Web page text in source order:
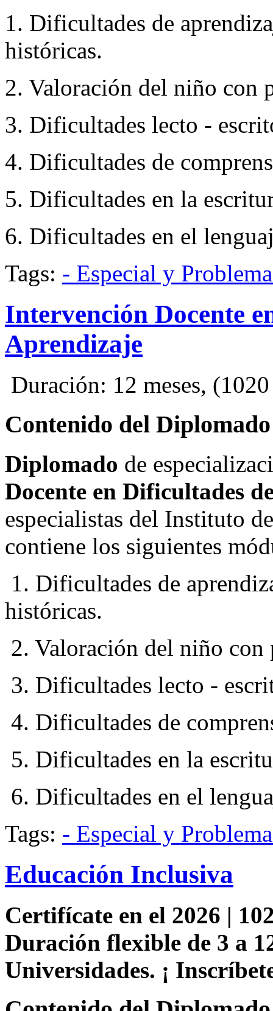
1. Dificultades de
históricas.
2. Valoración del niño con
3. Dificultades lecto -
4. Dificultades de
5. Dificultades en la
6. Dificultades en el
Tags: - Especial y
Intervención Docente
Aprendizaje
Duración: 12 meses,
Contenido del
Diplomado de
Docente en Dificultades
especialistas del Instituto
contiene los siguientes
1. Dificultades de
históricas.
2. Valoración del niño con
3. Dificultades lecto -
4. Dificultades de
5. Dificultades en la
6. Dificultades en el
Tags: - Especial y
Educación Inclusiva
Certifícate en el 2026 |
Duración flexible de 3 a
Universidades. ¡